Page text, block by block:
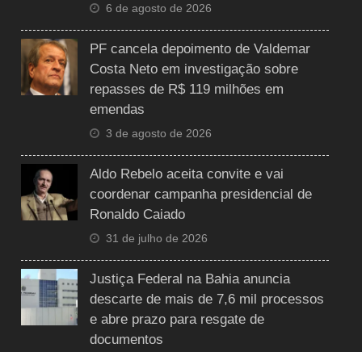
6 de agosto de 2026
PF cancela depoimento de Valdemar
Costa Neto em investigação sobre
repasses de R$ 119 milhões em
emendas
3 de agosto de 2026
Aldo Rebelo aceita convite e vai
coordenar campanha presidencial de
Ronaldo Caiado
31 de julho de 2026
Justiça Federal na Bahia anuncia
descarte de mais de 7,6 mil processos
e abre prazo para resgate de
documentos